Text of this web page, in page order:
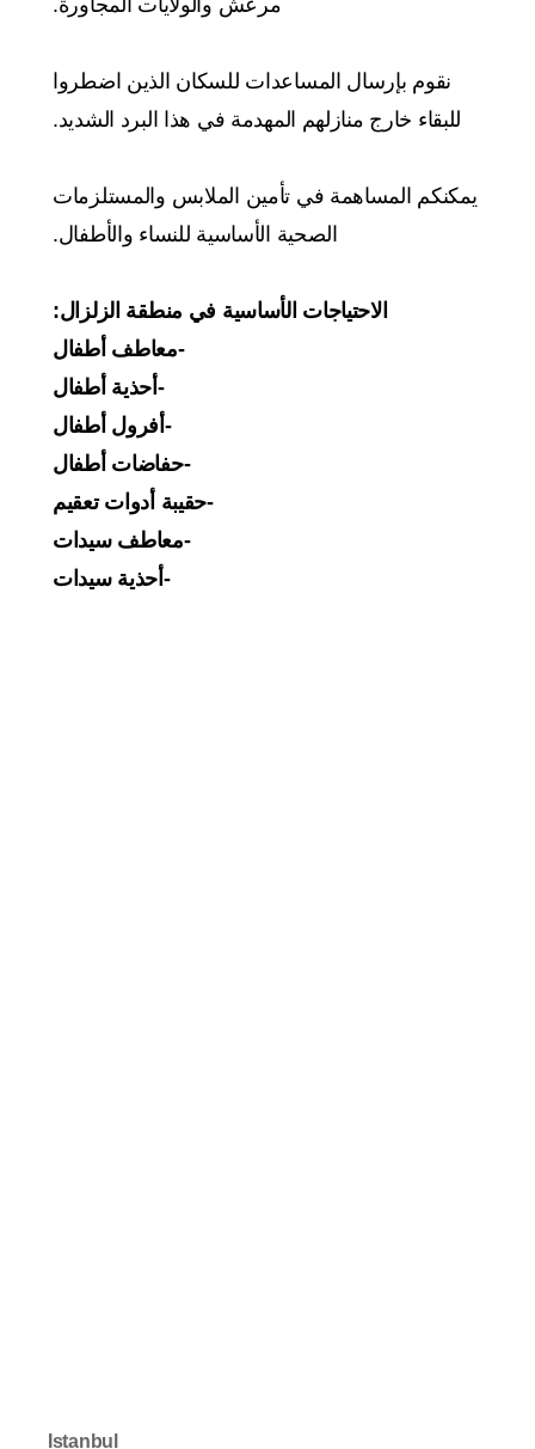
مرعش والولايات المجاورة.
نقوم بإرسال المساعدات للسكان الذين اضطروا
للبقاء خارج منازلهم المهدمة في هذا البرد الشديد.
يمكنكم المساهمة في تأمين الملابس والمستلزمات
الصحية الأساسية للنساء والأطفال.
الاحتياجات الأساسية في منطقة الزلزال:
-معاطف أطفال
-أحذية أطفال
-أفرول أطفال
-حفاضات أطفال
-حقيبة أدوات تعقيم
-معاطف سيدات
-أحذية سيدات
Istanbul